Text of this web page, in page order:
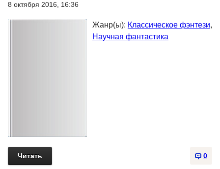
8 октября 2016, 16:36
Жанр(ы): Классическое фэнтези,
Научная фантастика
0
Читать